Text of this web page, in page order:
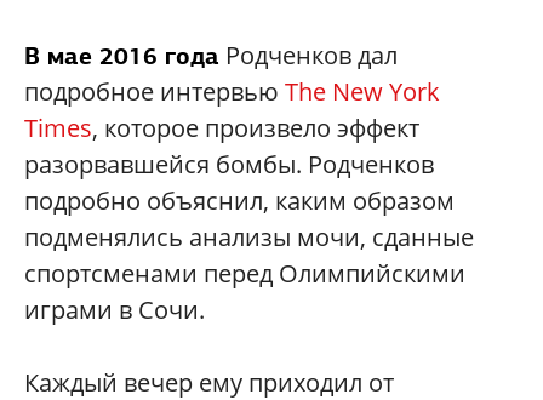
В мае 2016 года Родченков дал
подробное интервью The New York
Times, которое произвело эффект
разорвавшейся бомбы. Родченков
подробно объяснил, каким образом
подменялись анализы мочи, сданные
спортсменами перед Олимпийскими
играми в Сочи.
Каждый вечер ему приходил от